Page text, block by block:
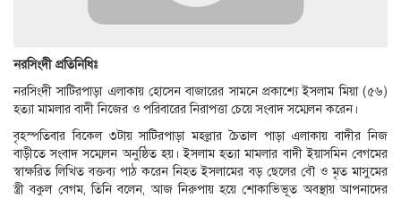
নরসিংদী প্রতিনিধিঃ
নরসিংদী সাটিরপাড়া এলাকায় হোসেন বাজারের সামনে প্রকাশ্যে ইসলাম মিয়া (৫৬)
হত্যা মামলার বাদী নিজের ও পরিবারের নিরাপত্তা চেয়ে সংবাদ সম্মেলন করেন।
বৃহস্পতিবার বিকেল ৩টায় সাটিরপাড়া মহল্লার চৈতাল পাড়া এলাকায় বাদীর নিজ
বাড়ীতে সংবাদ সম্মেলন অনুষ্ঠিত হয়। ইসলাম হত্যা মামলার বাদী ইয়াসমিন বেগমের
স্বাক্ষরিত লিখিত বক্তব্য পাঠ করেন নিহত ইসলামের বড় ছেলের বৌ ও মৃত মাসুমের
স্ত্রী বকুল বেগম, তিনি বলেন, আজ নিরুপায় হয়ে শোকাভিভূত অবস্থায় আপনাদের